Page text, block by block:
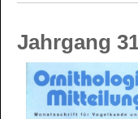
Jahrgang